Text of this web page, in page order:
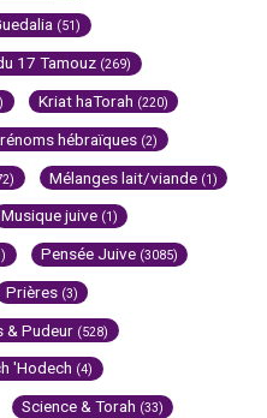
(51)
17 Tamouz (269)
Kriat haTorah (220)
hébraïques (2)
Mélanges lait/viande (1)
Musique juive (1)
Pensée Juive (3085)
Prières (3)
& Pudeur (528)
'Hodech (4)
Science & Torah (33)